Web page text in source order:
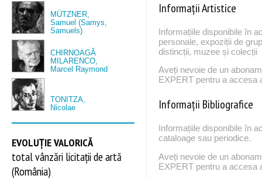
MÜTZNER,
Samuel (Samys,
Samuels)
CHIRNOAGĂ
MILARENCO,
Marcel Raymond
TONITZA,
Nicolae
EVOLUȚIE VALORICĂ
total vânzări licitații de artă
(România)
Informații Artistice
Informațiile disponibile în
personale, expoziții de
distincții, muzee și colecții
Aveți nevoie de un
EXPERT pentru a accesa
Informații Bibliografice
Informațiile disponibile în
cataloage sau periodice.
Aveți nevoie de un
EXPERT pentru a accesa